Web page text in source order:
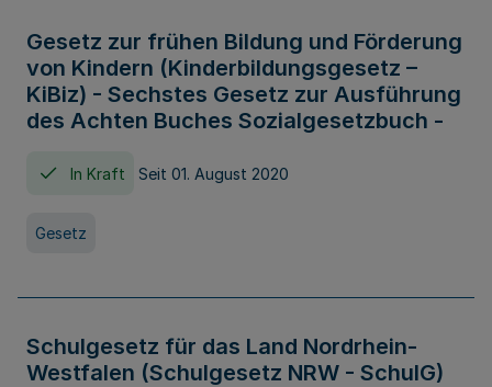
Gesetz zur frühen Bildung und Förderung
von Kindern (Kinderbildungsgesetz –
KiBiz) - Sechstes Gesetz zur Ausführung
des Achten Buches Sozialgesetzbuch -
In Kraft Seit 01. August 2020
Gesetz
Schulgesetz für das Land Nordrhein-
Westfalen (Schulgesetz NRW - SchulG)